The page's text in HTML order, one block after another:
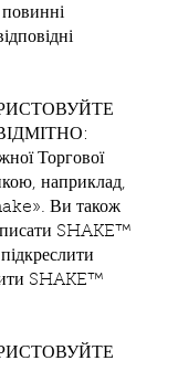
повинні
Торгової
наприклад,
Ви також
SHAKE™
SHAKE™